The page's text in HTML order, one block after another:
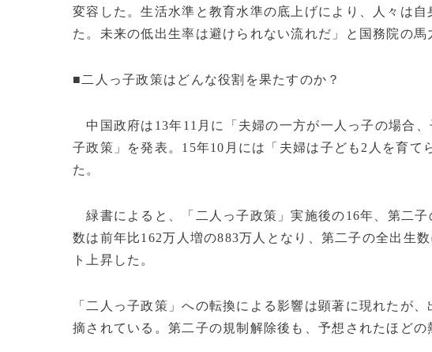
変容した。生活水準と教育水準の底上げにより、人々は
た。未来の低出生率は避けられない流れだ」と国務院の馬
■二人っ子政策はどんな役割を果たすのか？
中国政府は13年11月に「夫婦の一方が一人っ子の場合
子政策」を発表。15年10月には「夫婦は子ども2人を育て
た。
緑書によると、「二人っ子政策」実施後の16年、第二
数は前年比162万人増の883万人となり、第二子の全出生
ト上昇した。
「二人っ子政策」への転換による影響は顕著に現れたが
摘されている。第二子の規制解除後も、予想されたほどの